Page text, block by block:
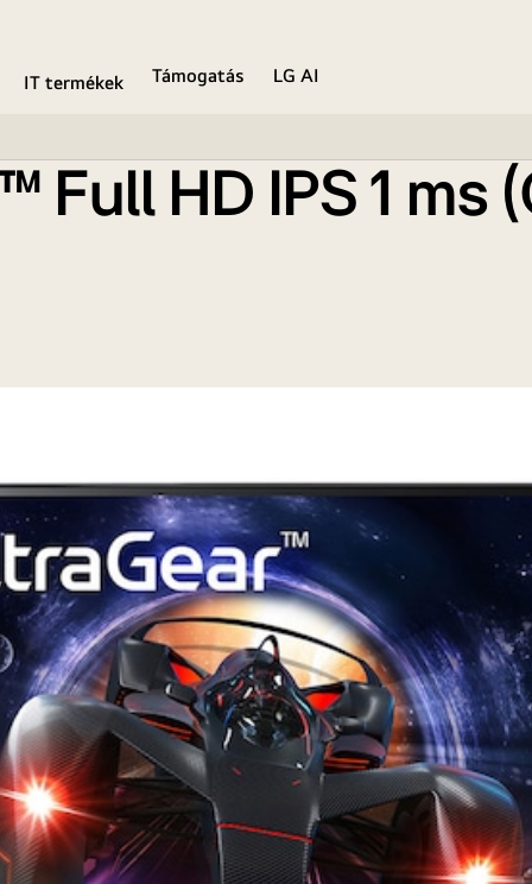
IT termékek Támogatás
LG AI
Full HD IPS 1 ms